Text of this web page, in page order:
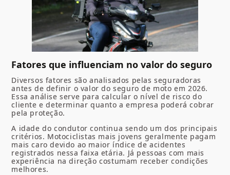
Fatores que influenciam no valor do seguro
Diversos fatores são analisados pelas seguradoras
antes de definir o valor do seguro de moto em 2026.
Essa análise serve para calcular o nível de risco do
cliente e determinar quanto a empresa poderá cobrar
pela proteção.
A idade do condutor continua sendo um dos principais
critérios. Motociclistas mais jovens geralmente pagam
mais caro devido ao maior índice de acidentes
registrados nessa faixa etária. Já pessoas com mais
experiência na direção costumam receber condições
melhores.